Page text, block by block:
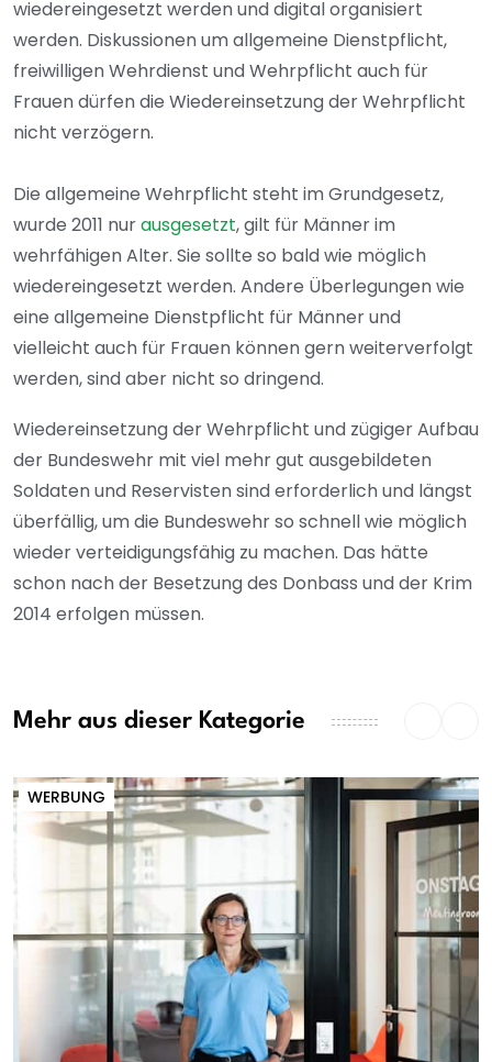
wiedereingesetzt werden und digital organisiert
werden. Diskussionen um allgemeine Dienstpflicht,
freiwilligen Wehrdienst und Wehrpflicht auch für
Frauen dürfen die Wiedereinsetzung der Wehrpflicht
nicht verzögern.
Die allgemeine Wehrpflicht steht im Grundgesetz,
wurde 2011 nurausgesetzt, gilt für Männer im
wehrfähigen Alter. Sie sollte so bald wie möglich
wiedereingesetzt werden. Andere Überlegungen wie
eine allgemeine Dienstpflicht für Männer und
vielleicht auch für Frauen können gern weiterverfolgt
werden, sind aber nicht so dringend.
Wiedereinsetzung der Wehrpflicht und zügiger Aufbau
der Bundeswehr mit viel mehr gut ausgebildeten
Soldaten und Reservisten sind erforderlich und längst
überfällig, um die Bundeswehr so schnell wie möglich
wieder verteidigungsfähig zu machen. Das hätte
schon nach der Besetzung des Donbass und der Krim
2014 erfolgen müssen.
Mehr aus dieser Kategorie
WERBUNG